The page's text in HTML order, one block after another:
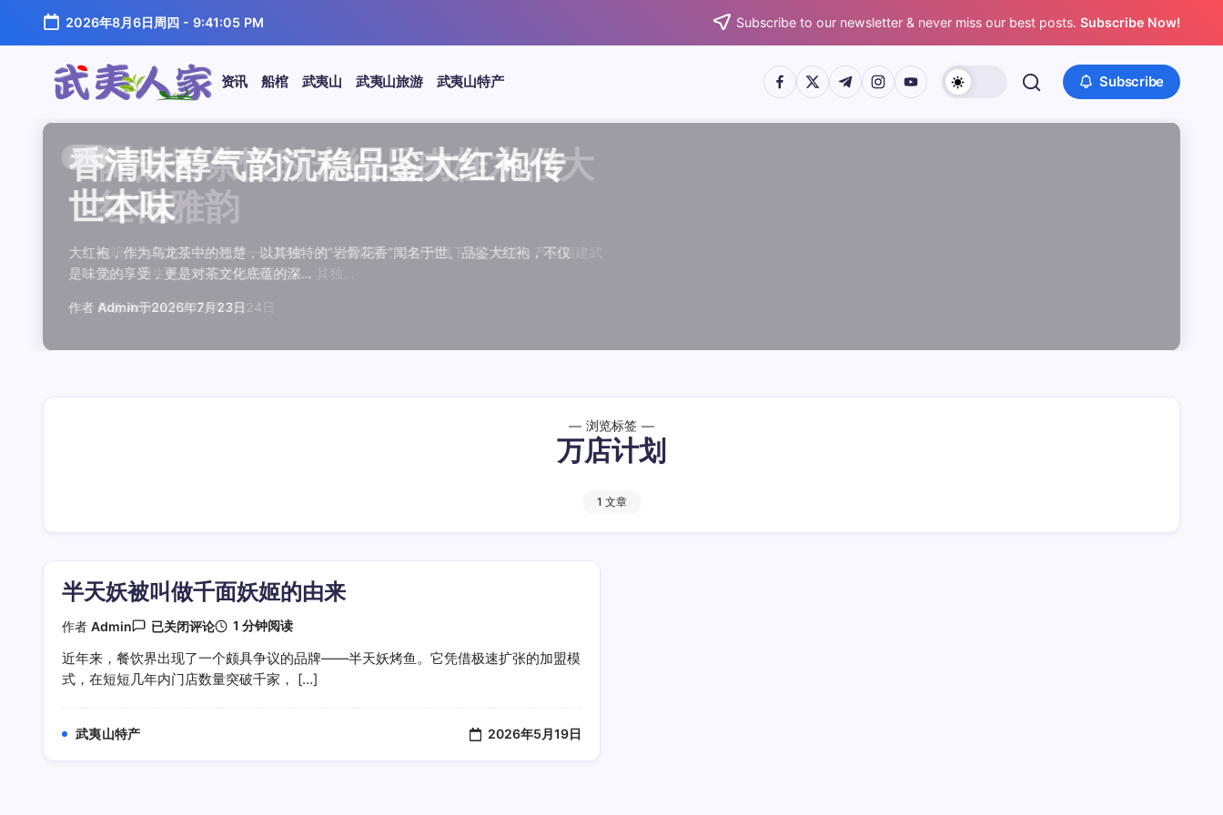
正
2026年8月6日周四- 9:41:05 PM Subscribe to our newsletter & never miss our best posts. Subscribe Now!
武
夷
人
家
资讯 船棺 武夷山 武夷山旅游 武夷山特产 https://www.facebook.com/
https://twitter.com/
https://t.me/
https://www.instagram.com/
https://youtube.com/ Subscribe
资讯
闲煮岩茶慢时光细品肉桂水仙大
红袍雅韵
在喧嚣的都市生活中，寻一处静谧，煮一壶岩茶，让时光慢下来。岩茶，产自福建武
夷山，因生长在岩石缝隙中而得名，其独…
作者 Admin于2026年7月24日
资讯
香清味醇气韵沉稳品鉴大红袍传
世本味
大红袍，作为乌龙茶中的翘楚，以其独特的“岩骨花香”闻名于世。品鉴大红袍，不仅
是味觉的享受，更是对茶文化底蕴的深…
作者 Admin于2026年7月23日
资讯
汤水顺滑底蕴绵长品鉴武夷水仙
温润质感
武夷水仙，作为乌龙茶中的经典品种，以其汤水顺滑、底蕴绵长而备受茶客青睐。品
鉴这款茶，仿佛在品味一段悠长的岁月，…
作者 Admin于2026年7月22日
资讯
唇齿留香久久不散品鉴武夷肉桂
独特魅力
武夷岩茶，素有“岩骨花香”之誉，而肉桂更是其中翘楚。其名源于香叶似肉桂，更因
其茶汤入口后，唇齿留香久久不散，令…
作者 Admin于2026年7月21日
资讯
岩韵浓淡各不同三款经典岩茶对
比品鉴
岩茶，作为乌龙茶中的瑰宝，以其独特的“岩韵”闻名于世。所谓岩韵，是茶叶在武夷
山丹霞地貌中吸收岩石矿物精华后形成…
作者 Admin于2026年7月20日
资讯
观汤色赏叶底全面品鉴肉桂水仙
大红袍
品鉴武夷岩茶，观汤色与赏叶底是关键环节。肉桂、水仙、大红袍作为岩茶代表，其
汤色与叶底各具特色，折射出工艺与山场…
作者 Admin于2026年7月19日
资讯
闲煮岩茶慢时光细品肉桂水仙大
红袍雅韵
在喧嚣的都市生活中，寻一处静谧，煮一壶岩茶，让时光慢下来。岩茶，产自福建武
夷山，因生长在岩石缝隙中而得名，其独…
作者 Admin于2026年7月24日
资讯
香清味醇气韵沉稳品鉴大红袍传
世本味
大红袍，作为乌龙茶中的翘楚，以其独特的“岩骨花香”闻名于世。品鉴大红袍，不仅
是味觉的享受，更是对茶文化底蕴的深…
作者 Admin于2026年7月23日
资讯
汤水顺滑底蕴绵长品鉴武夷水仙
温润质感
武夷水仙，作为乌龙茶中的经典品种，以其汤水顺滑、底蕴绵长而备受茶客青睐。品
鉴这款茶，仿佛在品味一段悠长的岁月，…
作者 Admin于2026年7月22日
资讯
唇齿留香久久不散品鉴武夷肉桂
独特魅力
武夷岩茶，素有“岩骨花香”之誉，而肉桂更是其中翘楚。其名源于香叶似肉桂，更因
其茶汤入口后，唇齿留香久久不散，令…
作者 Admin于2026年7月21日
资讯
岩韵浓淡各不同三款经典岩茶对
比品鉴
岩茶，作为乌龙茶中的瑰宝，以其独特的“岩韵”闻名于世。所谓岩韵，是茶叶在武夷
山丹霞地貌中吸收岩石矿物精华后形成…
作者 Admin于2026年7月20日
资讯
观汤色赏叶底全面品鉴肉桂水仙
大红袍
品鉴武夷岩茶，观汤色与赏叶底是关键环节。肉桂、水仙、大红袍作为岩茶代表，其
汤色与叶底各具特色，折射出工艺与山场…
作者 Admin于2026年7月19日
资讯
闲煮岩茶慢时光细品肉桂水仙大
红袍雅韵
在喧嚣的都市生活中，寻一处静谧，煮一壶岩茶，让时光慢下来。岩茶，产自福建武
夷山，因生长在岩石缝隙中而得名，其独…
作者 Admin于2026年7月24日
资讯
香清味醇气韵沉稳品鉴大红袍传
世本味
大红袍，作为乌龙茶中的翘楚，以其独特的“岩骨花香”闻名于世。品鉴大红袍，不仅
是味觉的享受，更是对茶文化底蕴的深…
作者 Admin于2026年7月23日
资讯
汤水顺滑底蕴绵长品鉴武夷水仙
温润质感
武夷水仙，作为乌龙茶中的经典品种，以其汤水顺滑、底蕴绵长而备受茶客青睐。品
鉴这款茶，仿佛在品味一段悠长的岁月，…
作者 Admin于2026年7月22日
资讯
唇齿留香久久不散品鉴武夷肉桂
独特魅力
武夷岩茶，素有“岩骨花香”之誉，而肉桂更是其中翘楚。其名源于香叶似肉桂，更因
其茶汤入口后，唇齿留香久久不散，令…
作者 Admin于2026年7月21日
资讯
岩韵浓淡各不同三款经典岩茶对
比品鉴
岩茶，作为乌龙茶中的瑰宝，以其独特的“岩韵”闻名于世。所谓岩韵，是茶叶在武夷
山丹霞地貌中吸收岩石矿物精华后形成…
作者 Admin于2026年7月20日
资讯
观汤色赏叶底全面品鉴肉桂水仙
大红袍
品鉴武夷岩茶，观汤色与赏叶底是关键环节。肉桂、水仙、大红袍作为岩茶代表，其
汤色与叶底各具特色，折射出工艺与山场…
作者 Admin于2026年7月19日
浏览标签
万店计划
1 文章
半天妖被叫做千面妖姬的由来
作者 Admin
半
妖
被
叫
已关闭评论 1 分钟阅读
近年来，餐饮界出现了一个颇具争议的品牌——半天妖烤鱼。它凭借极速扩张的加盟模
式，在短短几年内门店数量突破千家， […]
武夷山特产 2026年5月19日